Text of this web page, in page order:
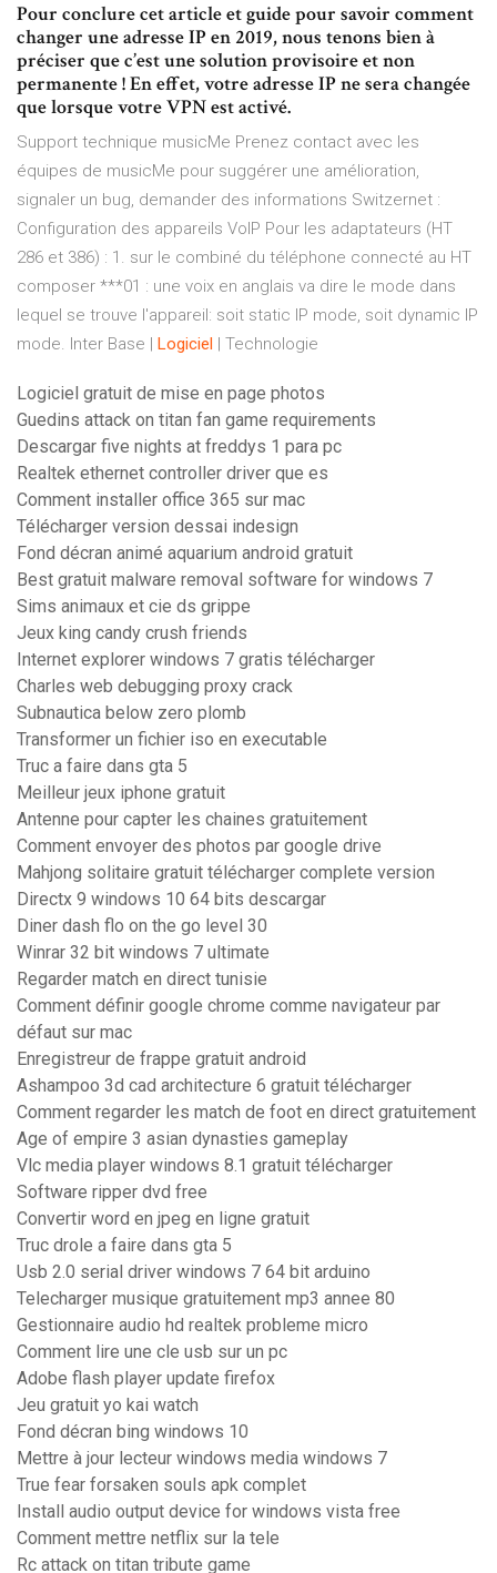
Pour conclure cet article et guide pour savoir comment
changer une adresse IP en 2019, nous tenons bien à
préciser que c’est une solution provisoire et non
permanente ! En effet, votre adresse IP ne sera changée
que lorsque votre VPN est activé.
Support technique musicMe Prenez contact avec les
équipes de musicMe pour suggérer une amélioration,
signaler un bug, demander des informations Switzernet :
Configuration des appareils VoIP Pour les adaptateurs (HT
286 et 386) : 1. sur le combiné du téléphone connecté au HT
composer ***01 : une voix en anglais va dire le mode dans
lequel se trouve l'appareil: soit static IP mode, soit dynamic IP
mode. Inter Base | Logiciel | Technologie
Logiciel gratuit de mise en page photos
Guedins attack on titan fan game requirements
Descargar five nights at freddys 1 para pc
Realtek ethernet controller driver que es
Comment installer office 365 sur mac
Télécharger version dessai indesign
Fond décran animé aquarium android gratuit
Best gratuit malware removal software for windows 7
Sims animaux et cie ds grippe
Jeux king candy crush friends
Internet explorer windows 7 gratis télécharger
Charles web debugging proxy crack
Subnautica below zero plomb
Transformer un fichier iso en executable
Truc a faire dans gta 5
Meilleur jeux iphone gratuit
Antenne pour capter les chaines gratuitement
Comment envoyer des photos par google drive
Mahjong solitaire gratuit télécharger complete version
Directx 9 windows 10 64 bits descargar
Diner dash flo on the go level 30
Winrar 32 bit windows 7 ultimate
Regarder match en direct tunisie
Comment définir google chrome comme navigateur par
défaut sur mac
Enregistreur de frappe gratuit android
Ashampoo 3d cad architecture 6 gratuit télécharger
Comment regarder les match de foot en direct gratuitement
Age of empire 3 asian dynasties gameplay
Vlc media player windows 8.1 gratuit télécharger
Software ripper dvd free
Convertir word en jpeg en ligne gratuit
Truc drole a faire dans gta 5
Usb 2.0 serial driver windows 7 64 bit arduino
Telecharger musique gratuitement mp3 annee 80
Gestionnaire audio hd realtek probleme micro
Comment lire une cle usb sur un pc
Adobe flash player update firefox
Jeu gratuit yo kai watch
Fond décran bing windows 10
Mettre à jour lecteur windows media windows 7
True fear forsaken souls apk complet
Install audio output device for windows vista free
Comment mettre netflix sur la tele
Rc attack on titan tribute game